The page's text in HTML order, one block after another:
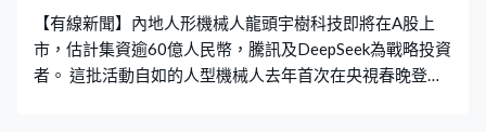
【有線新聞】內地人形機械人龍頭宇樹科技即將在A股上
市，估計集資逾60億人民幣，騰訊及DeepSeek為戰略投資
者。 這批活動自如的人型機械人去年首次在央視春晚登